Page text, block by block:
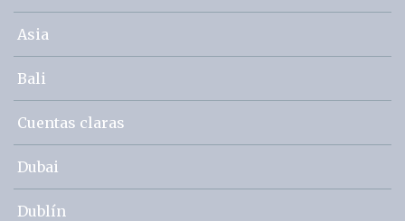
Asia
Bali
Cuentas claras
Dubai
Dublín